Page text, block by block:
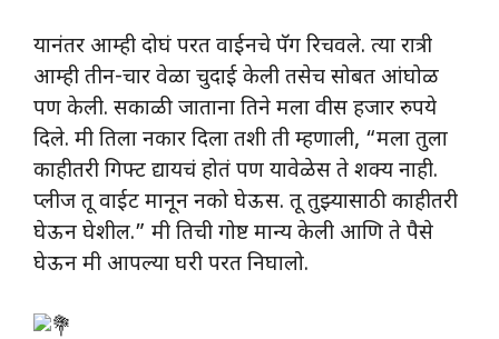
यानंतर आम्ही दोघं परत वाईनचे पॅग रिचवले. त्या रात्री
आम्ही तीन-चार वेळा चुदाई केली तसेच सोबत आंघोळ
पण केली. सकाळी जाताना तिने मला वीस हजार रुपये
दिले. मी तिला नकार दिला तशी ती म्हणाली, “मला तुला
काहीतरी गिफ्ट द्यायचं होतं पण यावेळेस ते शक्य नाही.
प्लीज तू वाईट मानून नको घेऊस. तू तुझ्यासाठी काहीतरी
घेऊन घेशील.” मी तिची गोष्ट मान्य केली आणि ते पैसे
घेऊन मी आपल्या घरी परत निघालो.